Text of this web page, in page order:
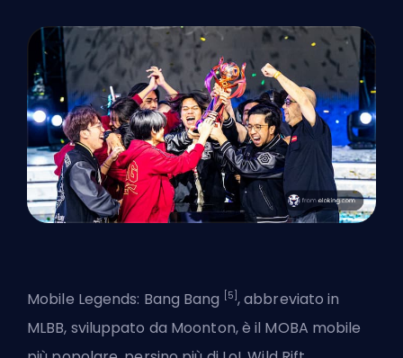
Mobile Legends: Bang Bang [5] , abbreviato in
MLBB, sviluppato da Moonton, è il MOBA mobile